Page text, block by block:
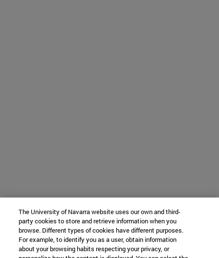
The University of Navarra website uses our own and third-
party cookies to store and retrieve information when you
browse. Different types of cookies have different purposes.
For example, to identify you as a user, obtain information
about your browsing habits respecting your privacy, or